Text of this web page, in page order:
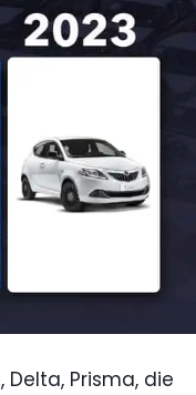
Prisma, die